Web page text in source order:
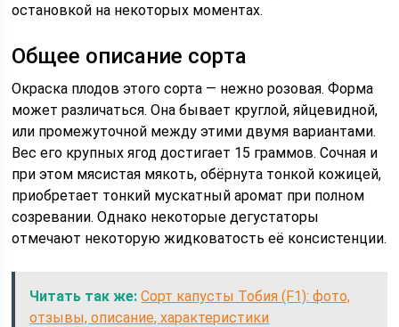
остановкой на некоторых моментах.
Общее описание сорта
Окраска плодов этого сорта — нежно розовая. Форма
может различаться. Она бывает круглой, яйцевидной,
или промежуточной между этими двумя вариантами.
Вес его крупных ягод достигает 15 граммов. Сочная и
при этом мясистая мякоть, обёрнута тонкой кожицей,
приобретает тонкий мускатный аромат при полном
созревании. Однако некоторые дегустаторы
отмечают некоторую жидковатость её консистенции.
Читать так же: Сорт капусты Тобия (F1): фото,
отзывы, описание, характеристики